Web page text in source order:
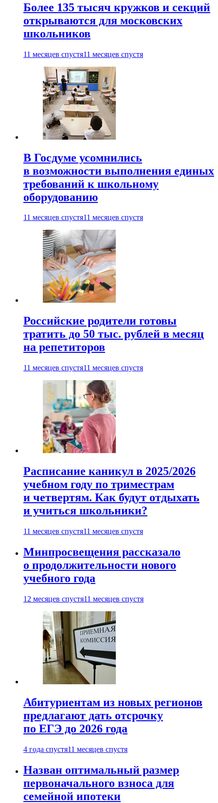
Более 135 тысяч кружков и секций
открываются для московских
школьников
11 месяцев спустя11 месяцев спустя
В Госдуме усомнились
в возможности выполнения единых
требований к школьному
оборудованию
11 месяцев спустя11 месяцев спустя
Российские родители готовы
тратить до 50 тыс. рублей в месяц
на репетиторов
11 месяцев спустя11 месяцев спустя
Расписание каникул в 2025/2026
учебном году по триместрам
и четвертям. Как будут отдыхать
и учиться школьники?
11 месяцев спустя11 месяцев спустя
Минпросвещения рассказало
о продолжительности нового
учебного года
12 месяцев спустя11 месяцев спустя
Абитуриентам из новых регионов
предлагают дать отсрочку
по ЕГЭ до 2026 года
4 года спустя11 месяцев спустя
Назван оптимальный размер
первоначального взноса для
семейной ипотеки